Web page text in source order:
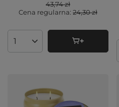
43,74 zł
Cena regularna: 24,30 zł
Ilość produktów